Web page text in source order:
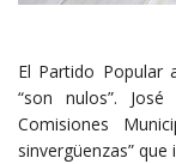
El Partido Popular
“son nulos”.
Comisiones
sinvergüenzas”